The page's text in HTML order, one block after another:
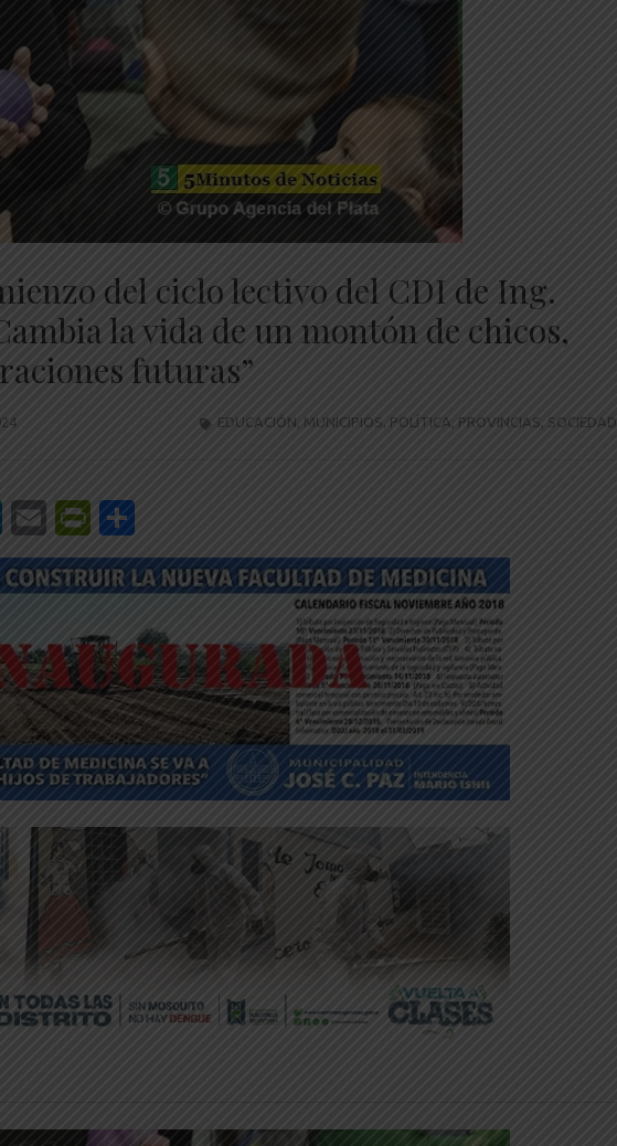
del ciclo lectivo del CDI de Ing.
la vida de un montón de chicos,
futuras”
EDUCACIÓN MUNICIPIOS, POLÍTICA PROVINCIAS, SOCIEDAD
LinkedIn
EmailPrintFriendly